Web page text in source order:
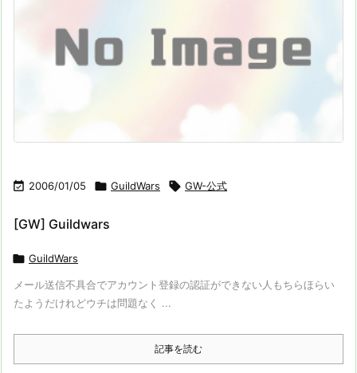
 2006/01/05  GuildWars  GW-公式
[GW] Guildwars
 GuildWars
メール送信不具合でアカウント登録の認証ができない人もちらほらい
たようだけれどウチは問題なく ...
記事を読む